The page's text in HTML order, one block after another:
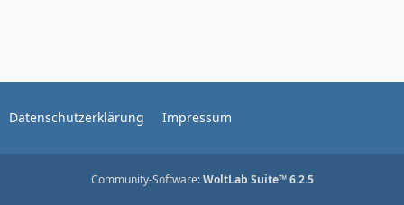
Datenschutzerklärung Impressum
Community-Software:WoltLab Suite™ 6.2.5